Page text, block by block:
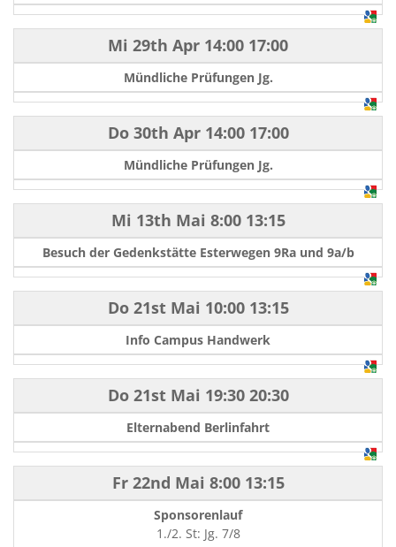
Mi 29th Apr 14:00 17:00
Mündliche Prüfungen Jg.
Do 30th Apr14:00 17:00
Mündliche Prüfungen Jg.
Mi 13th Mai 8:00 13:15
Besuch der Gedenkstätte Esterwegen 9Ra und 9a/b
Do 21st Mai 10:00 13:15
Info Campus Handwerk
Do 21st Mai 19:30 20:30
Elternabend Berlinfahrt
Fr 22nd Mai 8:00 13:15
Sponsorenlauf
1./2. St: Jg. 7/8